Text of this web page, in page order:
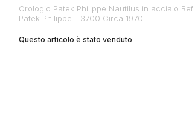
Orologio Patek Philippe Nautilus in acciaio Ref:
Patek Philippe - 3700 Circa 1970
Questo articolo è stato venduto